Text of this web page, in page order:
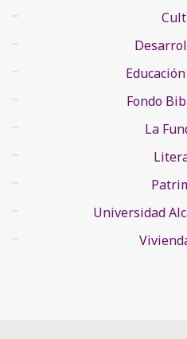
Fondo
La
Universidad